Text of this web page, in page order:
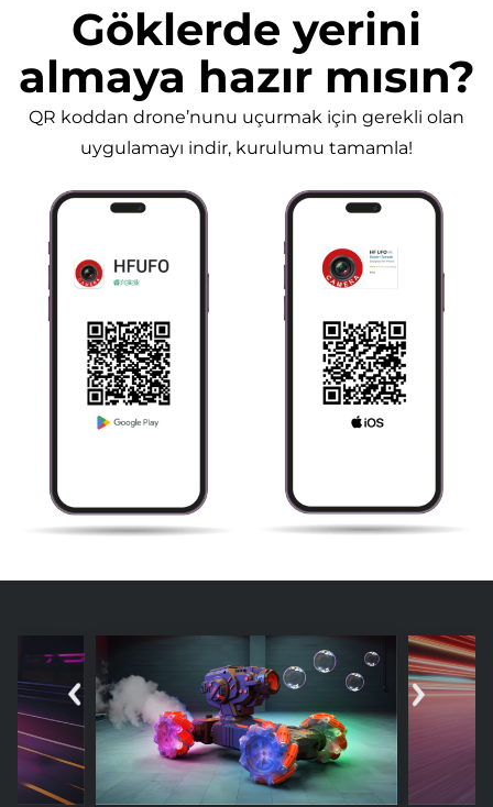
Göklerde yerini
almaya hazır mısın?
QR koddan drone’nunu uçurmak için gerekli olan
uygulamayı indir, kurulumu tamamla!